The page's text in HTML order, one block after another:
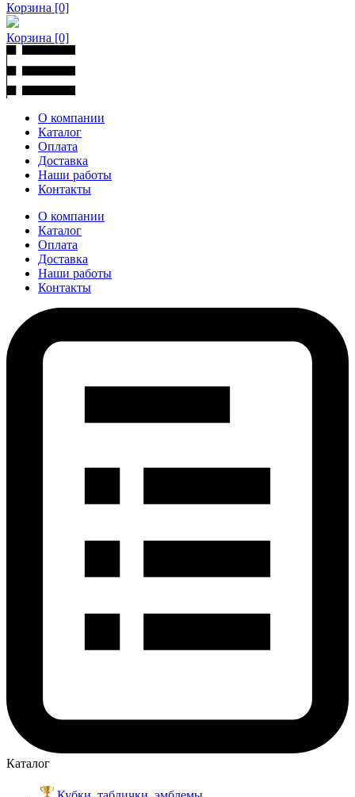
Корзина [0]
Корзина [0]
О компании
Каталог
Оплата
Доставка
Наши работы
Контакты
О компании
Каталог
Оплата
Доставка
Наши работы
Контакты
Каталог